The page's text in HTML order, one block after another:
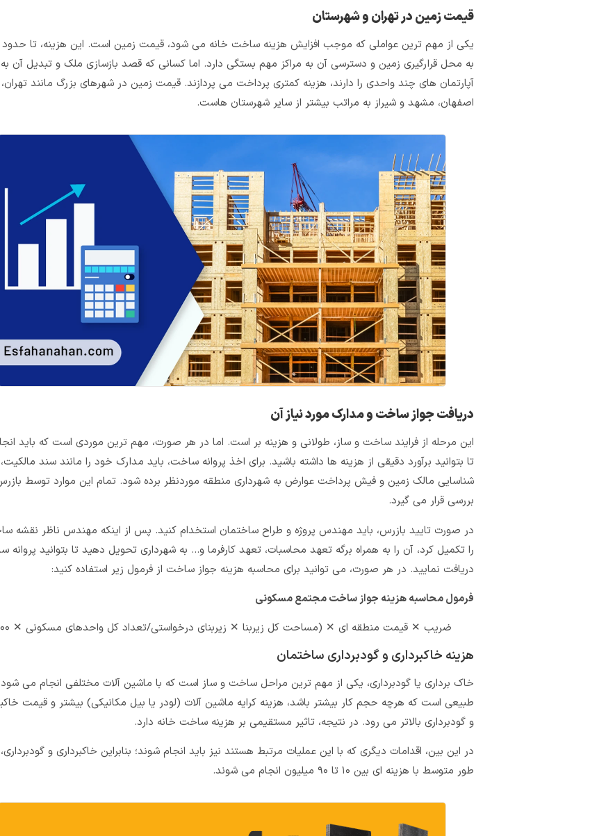
قیمت زمین در تهران و شهرستان
یکی از مهم ترین عواملی که موجب افزایش هزینه ساخت خانه می شود، قیمت زمین است. این هزینه، تا حدود
به محل قرارگیری زمین و دسترسی آن به مراکز مهم بستگی دارد. اما کسانی که قصد بازسازی ملک و تبدیل آن به
آپارتمان های چند واحدی را دارند، هزینه کمتری پرداخت می پردازند. قیمت زمین در شهرهای بزرگ مانند تهران،
اصفهان، مشهد و شیراز به مراتب بیشتر از سایر شهرستان هاست.
دریافت جواز ساخت و مدارک مورد نیاز آن
این مرحله از فرایند ساخت و ساز، طولانی و هزینه ‌بر است. اما در هر صورت، مهم‌ ترین موردی است که باید
تا بتوانید برآورد دقیقی از هزینه‌ ها داشته ‌باشید. برای اخذ پروانه ساخت، باید مدارک خود را مانند سند
شناسایی مالک زمین و فیش پرداخت عوارض به شهرداری منطقه موردنظر برده شود. تمام این موارد توسط
بررسی قرار می گیرد.
در صورت تایید بازرس، باید مهندس پروژه و طراح ساختمان استخدام کنید. پس از اینکه مهندس ناظر نقشه
را تکمیل کرد، آن را به همراه برگه تعهد محاسبات، تعهد کارفرما و… به شهرداری تحویل دهید تا بتوانید پروانه
دریافت نمایید. در هر صورت، می توانید برای محاسبه هزینه جواز ساخت از فرمول زیر استفاده کنید:
فرمول محاسبه هزینه جواز ساخت مجتمع مسکونی
ضریب ✕ قیمت منطقه‌ ای ✕ (مساحت کل زیربنا ✕ زیربنای درخواستی/تعداد کل واحد‌های مسکونی ✕ ۱۰۰)
هزینه خاکبرداری و گودبرداری ساختمان
خاک برداری یا گودبرداری، یکی از مهم ترین مراحل ساخت و ساز است که با ماشین آلات مختلفی انجام می
طبیعی است که هرچه حجم کار بیشتر باشد، هزینه کرایه ماشین آلات (لودر یا بیل مکانیکی) بیشتر و قیمت
و گودبرداری بالاتر می رود. در نتیجه، تاثیر مستقیمی بر هزینه ساخت خانه دارد.
در این بین، اقدامات دیگری که با این عملیات مرتبط هستند نیز باید انجام شوند؛ بنابراین خاکبرداری و
طور متوسط با هزینه ای بین ۱۰ تا ۹۰ میلیون انجام می شوند.